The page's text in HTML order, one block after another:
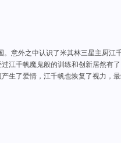
意外之中认识了米其林三星主厨
江千帆魔鬼般的训练和创新居然有
生了爱情，江千帆也恢复了视力，